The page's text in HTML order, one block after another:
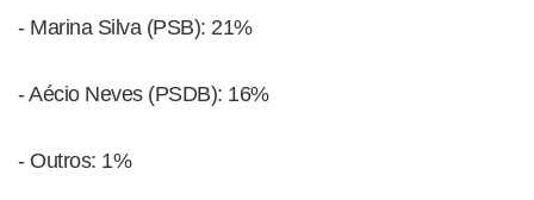
- Marina Silva (PSB): 21%
- Aécio Neves (PSDB): 16%
- Outros: 1%